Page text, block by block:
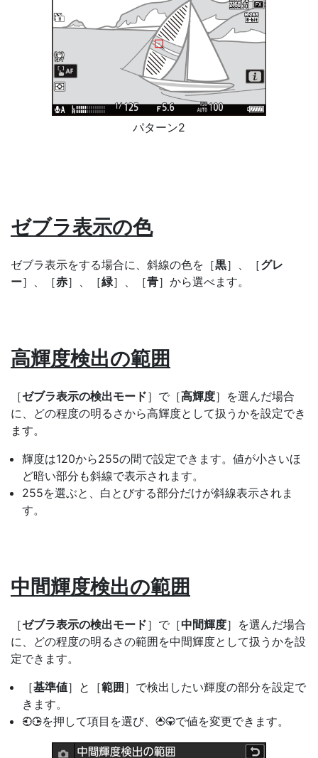
パターン2
ゼブラ表示の色
ゼブラ表示をする場合に、斜線の色を［黒］、［グレ
ー］、［赤］、［緑］、［青］から選べます。
高輝度検出の範囲
［ゼブラ表示の検出モード］で［高輝度］を選んだ場合
に、どの程度の明るさから高輝度として扱うかを設定でき
ます。
輝度は120から255の間で設定できます。値が小さいほ
ど暗い部分も斜線で表示されます。
255を選ぶと、白とびする部分だけが斜線表示されま
す。
中間輝度検出の範囲
［ゼブラ表示の検出モード］で［中間輝度］を選んだ場合
に、どの程度の明るさの範囲を中間輝度として扱うかを設
定できます。
［基準値］と［範囲 ］で検出したい輝度の部分を設定で
きます。
42を押して項目を選び、 13で値を変更できます。